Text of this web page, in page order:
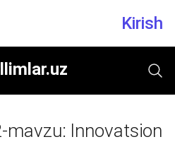
Kirish
mavzu: Innovatsion